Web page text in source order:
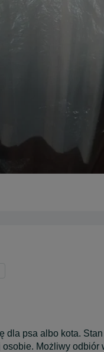
dla psa albo kota.
Możliwy